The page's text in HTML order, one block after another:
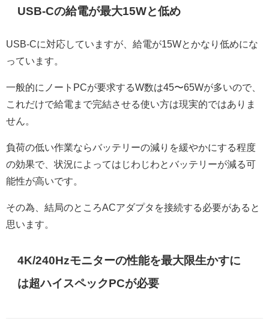
USB-Cの給電が最大15Wと低め
USB-Cに対応していますが、給電が15Wとかなり低めにな
っています。
一般的にノートPCが要求するW数は45〜65Wが多いので、
これだけで給電まで完結させる使い方は現実的ではありま
せん。
負荷の低い作業ならバッテリーの減りを緩やかにする程度
の効果で、状況によってはじわじわとバッテリーが減る可
能性が高いです。
その為、結局のところACアダプタを接続する必要があると
思います。
4K/240Hzモニターの性能を最大限生かすに
は超ハイスペックPCが必要